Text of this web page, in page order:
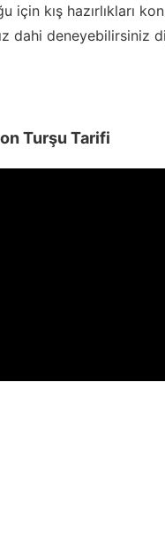
için kış hazırlıkları
dahi deneyebilirsiniz
Turşu Tarifi